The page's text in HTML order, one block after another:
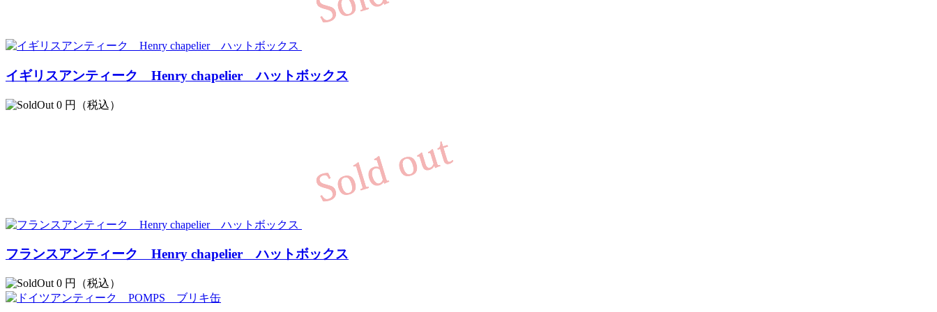
イギリスアンティーク Henry chapelier ハットボックス
0 円（税込）
フランスアンティーク Henry chapelier ハットボックス
0 円（税込）